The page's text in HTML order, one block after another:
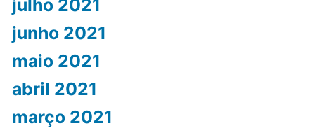
julho 2021
junho 2021
maio 2021
abril 2021
março 2021